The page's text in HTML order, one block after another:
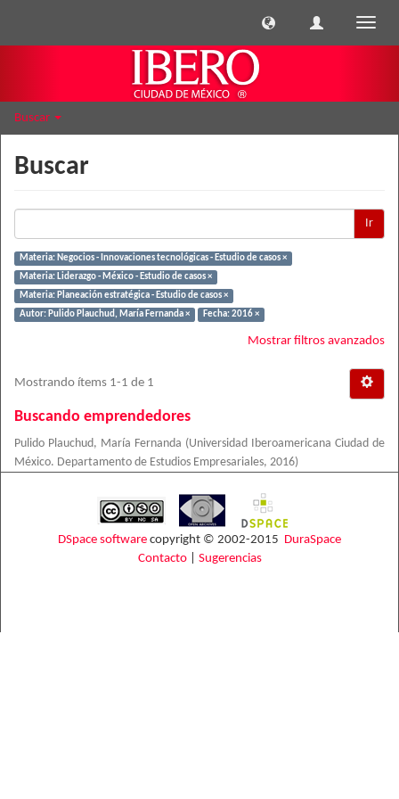
Buscar
Buscar
Ir
Materia: Negocios - Innovaciones tecnológicas - Estudio de casos ×
Materia: Liderazgo - México - Estudio de casos ×
Materia: Planeación estratégica - Estudio de casos ×
Autor: Pulido Plauchud, María Fernanda ×
Fecha: 2016 ×
Mostrar filtros avanzados
Mostrando ítems 1-1 de 1
Buscando emprendedores
Pulido Plauchud, María Fernanda (Universidad Iberoamericana Ciudad de
México. Departamento de Estudios Empresariales, 2016)
DSpace software copyright © 2002-2015 DuraSpace
Contacto| Sugerencias